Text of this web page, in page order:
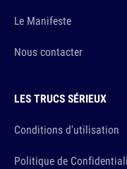
Le Manifeste
Nous contacter
LES TRUCS SÉRIEUX
Conditions d'utilisation
Politique de